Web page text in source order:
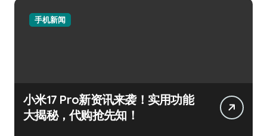
手机新闻
小米17 Pro新资讯来袭！实用功能
大揭秘，代购抢先知！